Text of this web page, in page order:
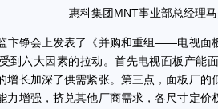
惠科集团MNT事业部总经理马
铮会上发表了《并购和重组——电视面
到六大因素的拉动。首先电视面板产能
增长加深了供需紧张。第三点，面板厂
力增强，挤兑其他厂商需求，各尺寸定